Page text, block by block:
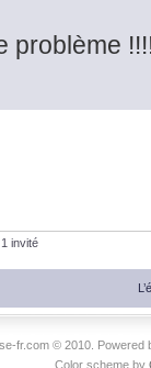
problème
invité
fr.com © 2010. Powered
Color scheme by